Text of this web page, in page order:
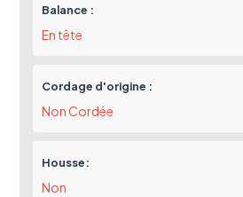
Balance :
En tête
Cordage d'origine :
Non Cordée
Housse:
Non